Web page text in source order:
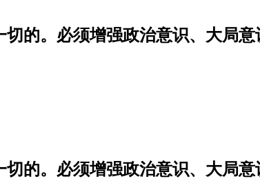
的。必须增强政治意识、大局
的。必须增强政治意识、大局